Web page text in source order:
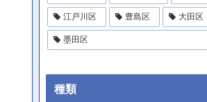
江戸川区 豊島区 大田区
墨田区
種類